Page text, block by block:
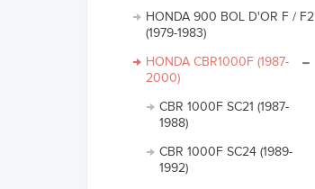
HONDA 900 BOL D'OR F / F2
(1979-1983)
HONDA CBR1000F (1987-
2000)
CBR 1000F SC21 (1987-
1988)
CBR 1000F SC24 (1989-
1992)